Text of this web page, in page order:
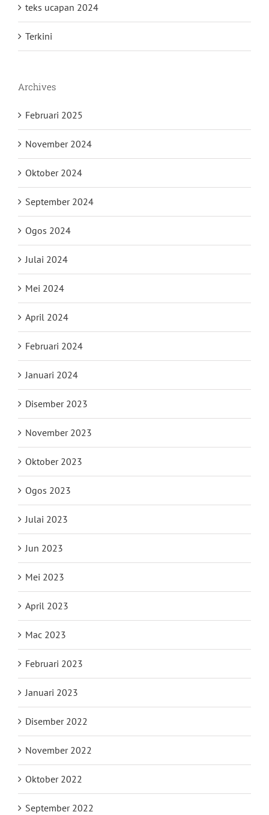
teks ucapan 2024
Terkini
Archives
Februari 2025
November 2024
Oktober 2024
September 2024
Ogos 2024
Julai 2024
Mei 2024
April 2024
Februari 2024
Januari 2024
Disember 2023
November 2023
Oktober 2023
Ogos 2023
Julai 2023
Jun 2023
Mei 2023
April 2023
Mac 2023
Februari 2023
Januari 2023
Disember 2022
November 2022
Oktober 2022
September 2022